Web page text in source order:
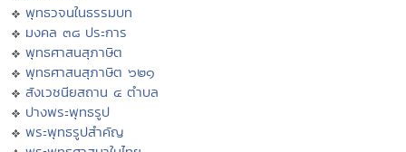
พุทธวจนในธรรมบท
มงคล ๓๘ ประการ
พุทธศาสนสุภาษิต
พุทธศาสนสุภาษิต ๖๒๑
สังเวชนียสถาน ๔ ตำบล
ปางพระพุทธรูป
พระพุทธรูปสำคัญ